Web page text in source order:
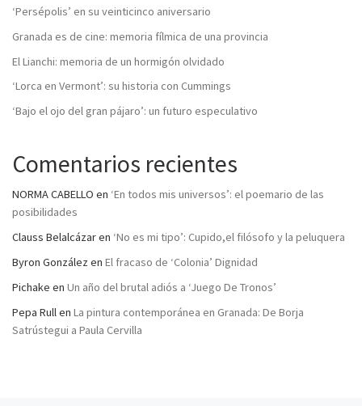
‘Persépolis’ en su veinticinco aniversario
Granada es de cine: memoria fílmica de una provincia
El Lianchi: memoria de un hormigón olvidado
‘Lorca en Vermont’: su historia con Cummings
‘Bajo el ojo del gran pájaro’: un futuro especulativo
Comentarios recientes
NORMA CABELLO en ‘En todos mis universos’: el poemario de las
posibilidades
Clauss Belalcázaren ‘No es mi tipo’: Cupido,el filósofo y la peluquera
Byron González en El fracaso de ‘Colonia’ Dignidad
Pichake en Un año del brutal adiós a ‘Juego De Tronos’
Pepa Rullen La pintura contemporánea en Granada: De Borja
Satrústegui a Paula Cervilla